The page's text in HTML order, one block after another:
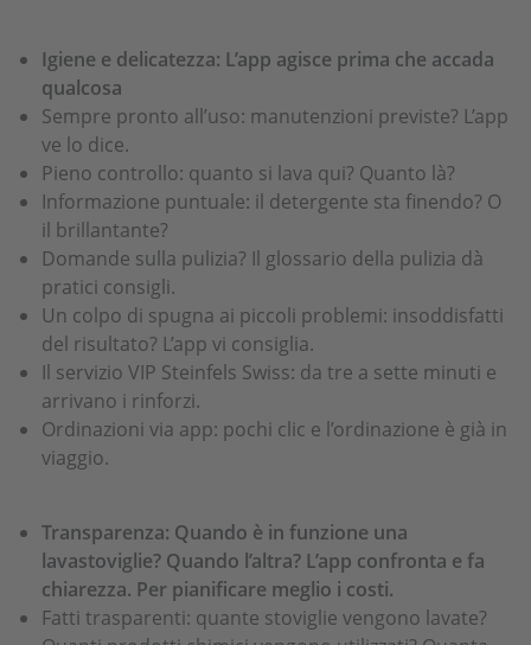
Igiene e delicatezza: L’app agisce prima che accada
qualcosa
Sempre pronto all’uso: manutenzioni previste? L’app
ve lo dice.
Pieno controllo: quanto si lava qui? Quanto là?
Informazione puntuale: il detergente sta finendo? O
il brillantante?
Domande sulla pulizia? Il glossario della pulizia dà
pratici consigli.
Un colpo di spugna ai piccoli problemi: insoddisfatti
del risultato? L’app vi consiglia.
Il servizio VIP Steinfels Swiss: da tre a sette minuti e
arrivano i rinforzi.
Ordinazioni via app: pochi clic e l’ordinazione è già in
viaggio.
Transparenza: Quando è in funzione una
lavastoviglie? Quando l’altra? L’app confronta e fa
chiarezza. Per pianificare meglio i costi.
Fatti trasparenti: quante stoviglie vengono lavate?